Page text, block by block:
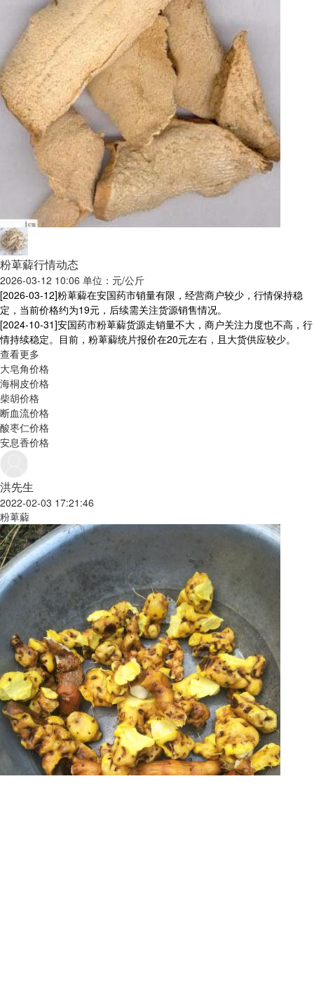
粉萆薢行情动态
2026-03-12 10:06 单位：元/公斤
[2026-03-12]粉萆薢在安国药市销量有限，经营商户较少，行情保持稳
定，当前价格约为19元，后续需关注货源销售情况。
[2024-10-31]安国药市粉萆薢货源走销量不大，商户关注力度也不高，行
情持续稳定。目前，粉萆薢统片报价在20元左右，且大货供应较少。
查看更多
大皂角价格
海桐皮价格
柴胡价格
断血流价格
酸枣仁价格
安息香价格
洪先生
2022-02-03 17:21:46
粉萆薢